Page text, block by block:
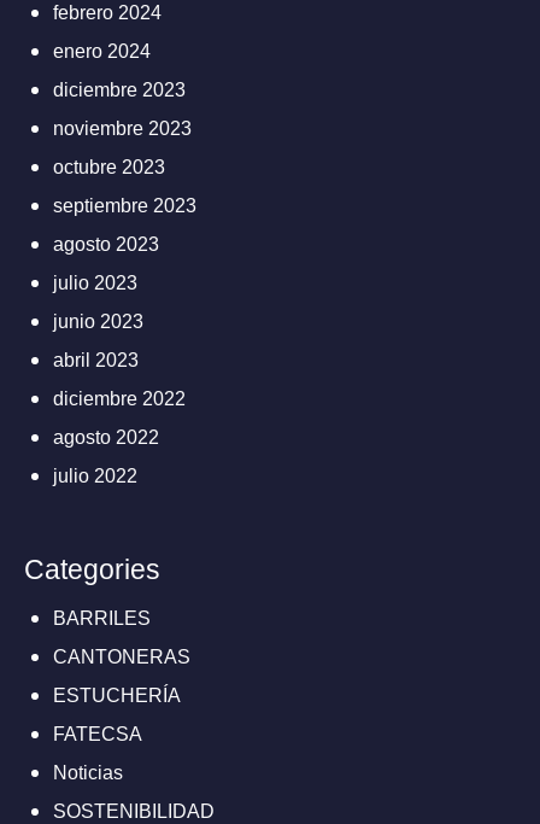
febrero 2024
enero 2024
diciembre 2023
noviembre 2023
octubre 2023
septiembre 2023
agosto 2023
julio 2023
junio 2023
abril 2023
diciembre 2022
agosto 2022
julio 2022
Categories
BARRILES
CANTONERAS
ESTUCHERÍA
FATECSA
Noticias
SOSTENIBILIDAD